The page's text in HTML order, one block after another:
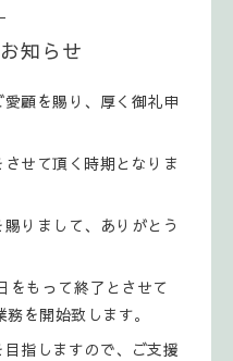
知らせ
顧を賜り、厚く御礼申
せて頂く時期となりま
りまして、ありがとう
をもって終了とさせて
を開始致します。
指しますので、ご支援